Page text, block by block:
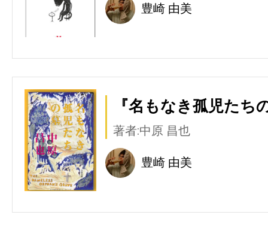
豊崎 由美
『名もなき孤児たち
著者:中原 昌也
豊崎 由美